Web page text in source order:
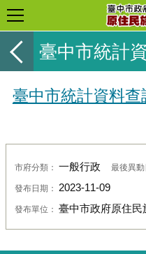
臺中市統計
臺中市統計資料查
市府分類： 一般行政 最後異動
發布日期： 2023-11-09
發布單位： 臺中市政府原住民